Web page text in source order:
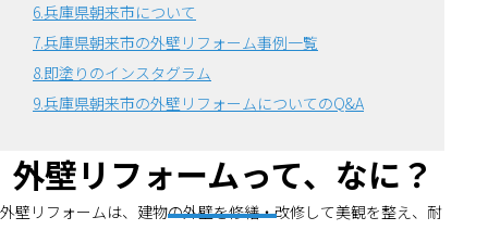
6.兵庫県朝来市について
7.兵庫県朝来市の外壁リフォーム事例一覧
8.即塗りのインスタグラム
9.兵庫県朝来市の外壁リフォームについてのQ&A
外壁リフォームって、なに？
外壁リフォームは、建物の外壁を修繕・改修して美観を整え、耐